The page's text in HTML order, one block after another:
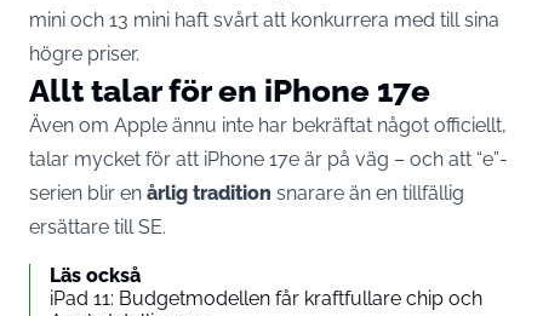
mini och 13 mini haft svårt att konkurrera med till sina
högre priser.
Allt talar för en iPhone 17e
Även om Apple ännu inte har bekräftat något officiellt,
talar mycket för att iPhone 17e är på väg – och att “e”-
serien blir en årlig tradition snarare än en tillfällig
ersättare till SE.
Läs också
iPad 11: Budgetmodellen får kraftfullare chip och